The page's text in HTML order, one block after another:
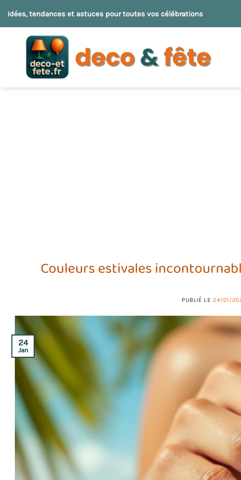
au
Idées, tendances et astuces pour toutes vos célébrations
Couleurs estivales
PUBLIÉ LE24/01/
24
Jan